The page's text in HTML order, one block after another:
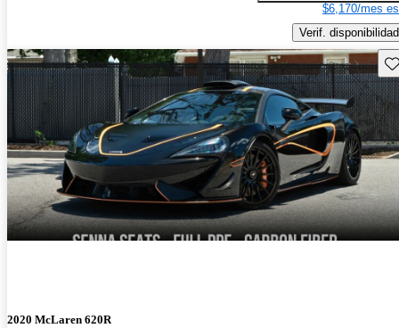
$6,170/mes
Verif. disponibilidad
2020 McLaren 620R